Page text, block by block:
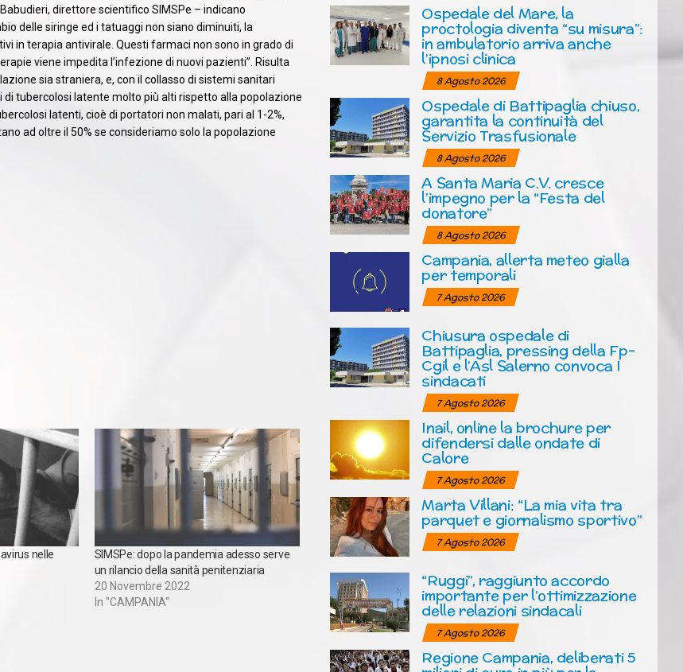
direttore scientifico SIMSPe – indicano
delle siringe ed i tatuaggi non siano diminuiti, la
in terapia antivirale. Questi farmaci non sono in grado di
viene impedita l’infezione di nuovi pazienti”. Risulta
sia straniera, e, con il collasso di sistemi sanitari
tubercolosi latente molto più alti rispetto alla popolazione
latenti, cioè di portatori non malati, pari al 1-2%,
ad oltre il 50% se consideriamo solo la popolazione
nelle
SIMSPe: dopo la pandemia adesso serve
un rilancio della sanità penitenziaria
20 Novembre 2022
In "CAMPANIA"
Ospedale del Mare, la
proctologia diventa “su misura”:
in ambulatorio arriva anche
l’ipnosi clinica
8 Agosto 2026
Ospedale di Battipaglia chiuso,
garantita la continuità del
Servizio Trasfusionale
8 Agosto 2026
A Santa Maria C.V. cresce
l’impegno per la “Festa del
donatore”
8 Agosto 2026
Campania, allerta meteo gialla
per temporali
7 Agosto 2026
Chiusura ospedale di
Battipaglia, pressing della Fp-
Cgil e l’Asl Salerno convoca I
sindacati
7 Agosto 2026
Inail, online la brochure per
difendersi dalle ondate di
Calore
7 Agosto 2026
Marta Villani: “La mia vita tra
parquet e giornalismo sportivo”
7 Agosto 2026
“Ruggi”, raggiunto accordo
importante per l’ottimizzazione
delle relazioni sindacali
7 Agosto 2026
Regione Campania, deliberati 5